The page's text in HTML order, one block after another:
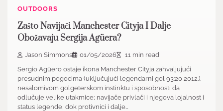
OUTDOORS
Zašto Navijači Manchester Cityja I Dalje
Obožavaju Sergija Agüera?
Jason Simmons 01/05/2026
11 min read
Sergio Agüero ostaje ikona Manchester Cityja zahvaljujući
presudnim pogocima (uključujući legendarni gol 93:20 2012.),
nesalomivom golgeterskom instinktu i sposobnosti da
odlučuje velike utakmice; navijače privlači i njegova lojalnost i
status legende, dok protivnici i dalje…